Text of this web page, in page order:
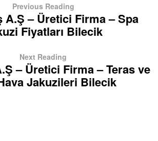
Previous Reading
A.Ş – Üretici Firma – Spa
Fiyatları Bilecik
Next Reading
– Üretici Firma – Teras ve
Jakuzileri Bilecik